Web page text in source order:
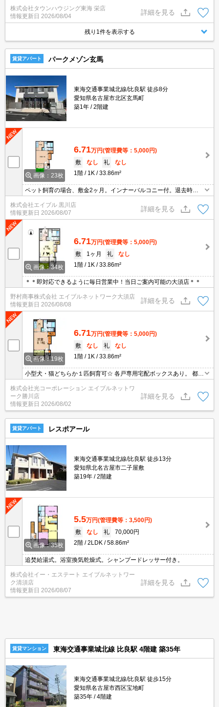
株式会社タウンハウジング東海 栄店
情報更新日 2026/08/04
詳細を見る
残り1件を表示する
賃貸アパート パークメゾン玄馬
東海交通事業城北線/比良駅 徒歩8分
愛知県名古屋市北区玄馬町
築1年
2階建
画像：23枚
6.71万円(管理費等：5,000円)
敷
なし 礼
なし
1階
1K 33.86m²
ペット飼育の場合、敷金2ヶ月。インナーバルコニー付。退去時、
ルームクリーニング料金40,700円。インターネット無料。庭付き。
全戸角部屋。宅配ボックスあり。全戸南向き。小型犬・猫計1匹ま
で飼育可。
株式会社エイブル 黒川店
情報更新日 2026/08/07
詳細を見る
画像：34枚
6.71万円(管理費等：5,000円)
敷
1ヶ月 礼
なし
1階
1K 33.86m²
＊＊即対応できるように毎日営業中！当日ご案内可能の大須店＊＊
野村商事株式会社 エイブルネットワーク大須店
情報更新日 2026/08/08
詳細を見る
画像：19枚
6.71万円(管理費等：5,000円)
敷
なし 礼
なし
1階
1K 33.86m²
小型犬・猫どちらか１匹飼育可☆ 各戸専用宅配ボックスあり。 都市
ガス使用！ 追焚き機能付きの浴室で、いつでもホカホカのバスタイ
ム♪
株式会社光コーポレーション エイブルネットワ
ーク勝川店
情報更新日 2026/08/02
詳細を見る
賃貸アパート レスポアール
東海交通事業城北線/比良駅 徒歩13分
愛知県北名古屋市二子屋敷
築19年
2階建
画像：35枚
5.5万円(管理費等：3,500円)
敷
なし 礼
70,000円
2階
2LDK 58.86m²
追焚給湯式。浴室換気乾燥式。シャンプードレッサー付き。
株式会社イー・エステート エイブルネットワー
ク清須店
情報更新日 2026/08/07
詳細を見る
賃貸マンション 東海交通事業城北線 比良駅 4階建 築35年
東海交通事業城北線/比良駅 徒歩15分
愛知県名古屋市西区宝地町
築35年
4階建